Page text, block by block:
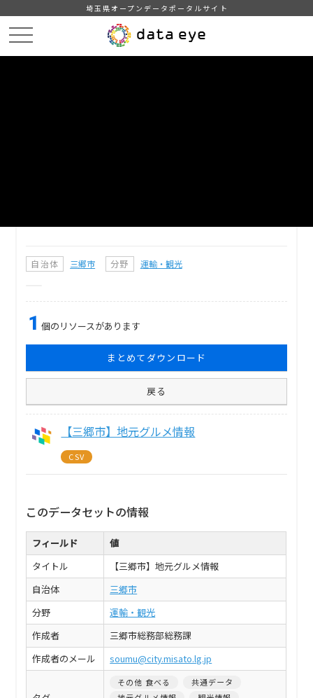
埼玉県オープンデータポータルサイト
自治体 三郷市 分野 運輸・観光
1 個のリソースがあります
まとめてダウンロード
戻る
【三郷市】地元グルメ情報
CSV
このデータセットの情報
フィールド
値
タイトル
【三郷市】地元グルメ情報
自治体
三郷市
分野
運輸・観光
作成者
三郷市総務部総務課
作成者のメール
soumu@city.misato.lg.jp
その他 食べる
共通データ